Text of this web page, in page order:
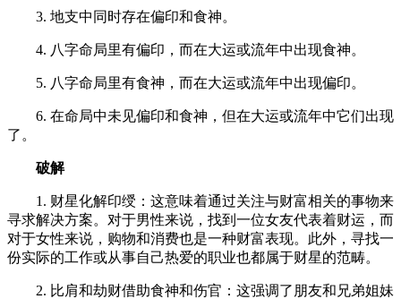
3. 地支中同时存在偏印和食神。
4. 八字命局里有偏印，而在大运或流年中出现食神。
5. 八字命局里有食神，而在大运或流年中出现偏印。
6. 在命局中未见偏印和食神，但在大运或流年中它们出现
了。
破解
1. 财星化解印绶：这意味着通过关注与财富相关的事物来
寻求解决方案。对于男性来说，找到一位女友代表着财运，而
对于女性来说，购物和消费也是一种财富表现。此外，寻找一
份实际的工作或从事自己热爱的职业也都属于财星的范畴。
2. 比肩和劫财借助食神和伤官：这强调了朋友和兄弟姐妹